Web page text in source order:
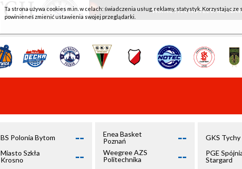
WKK ACTIVE HOTEL
BS Polonia Bytom --
Miasto Szkła
Krosno
--
Enea Basket
Poznań
--
Weegree AZS
Politechnika
--
GKS Tychy
PGE
Stargard
Ta strona używa cookies m.in. w celach: świadczenia usług, reklamy, statystyk. Korzystając
powinieneś zmienić ustawienia swojej przeglądarki.